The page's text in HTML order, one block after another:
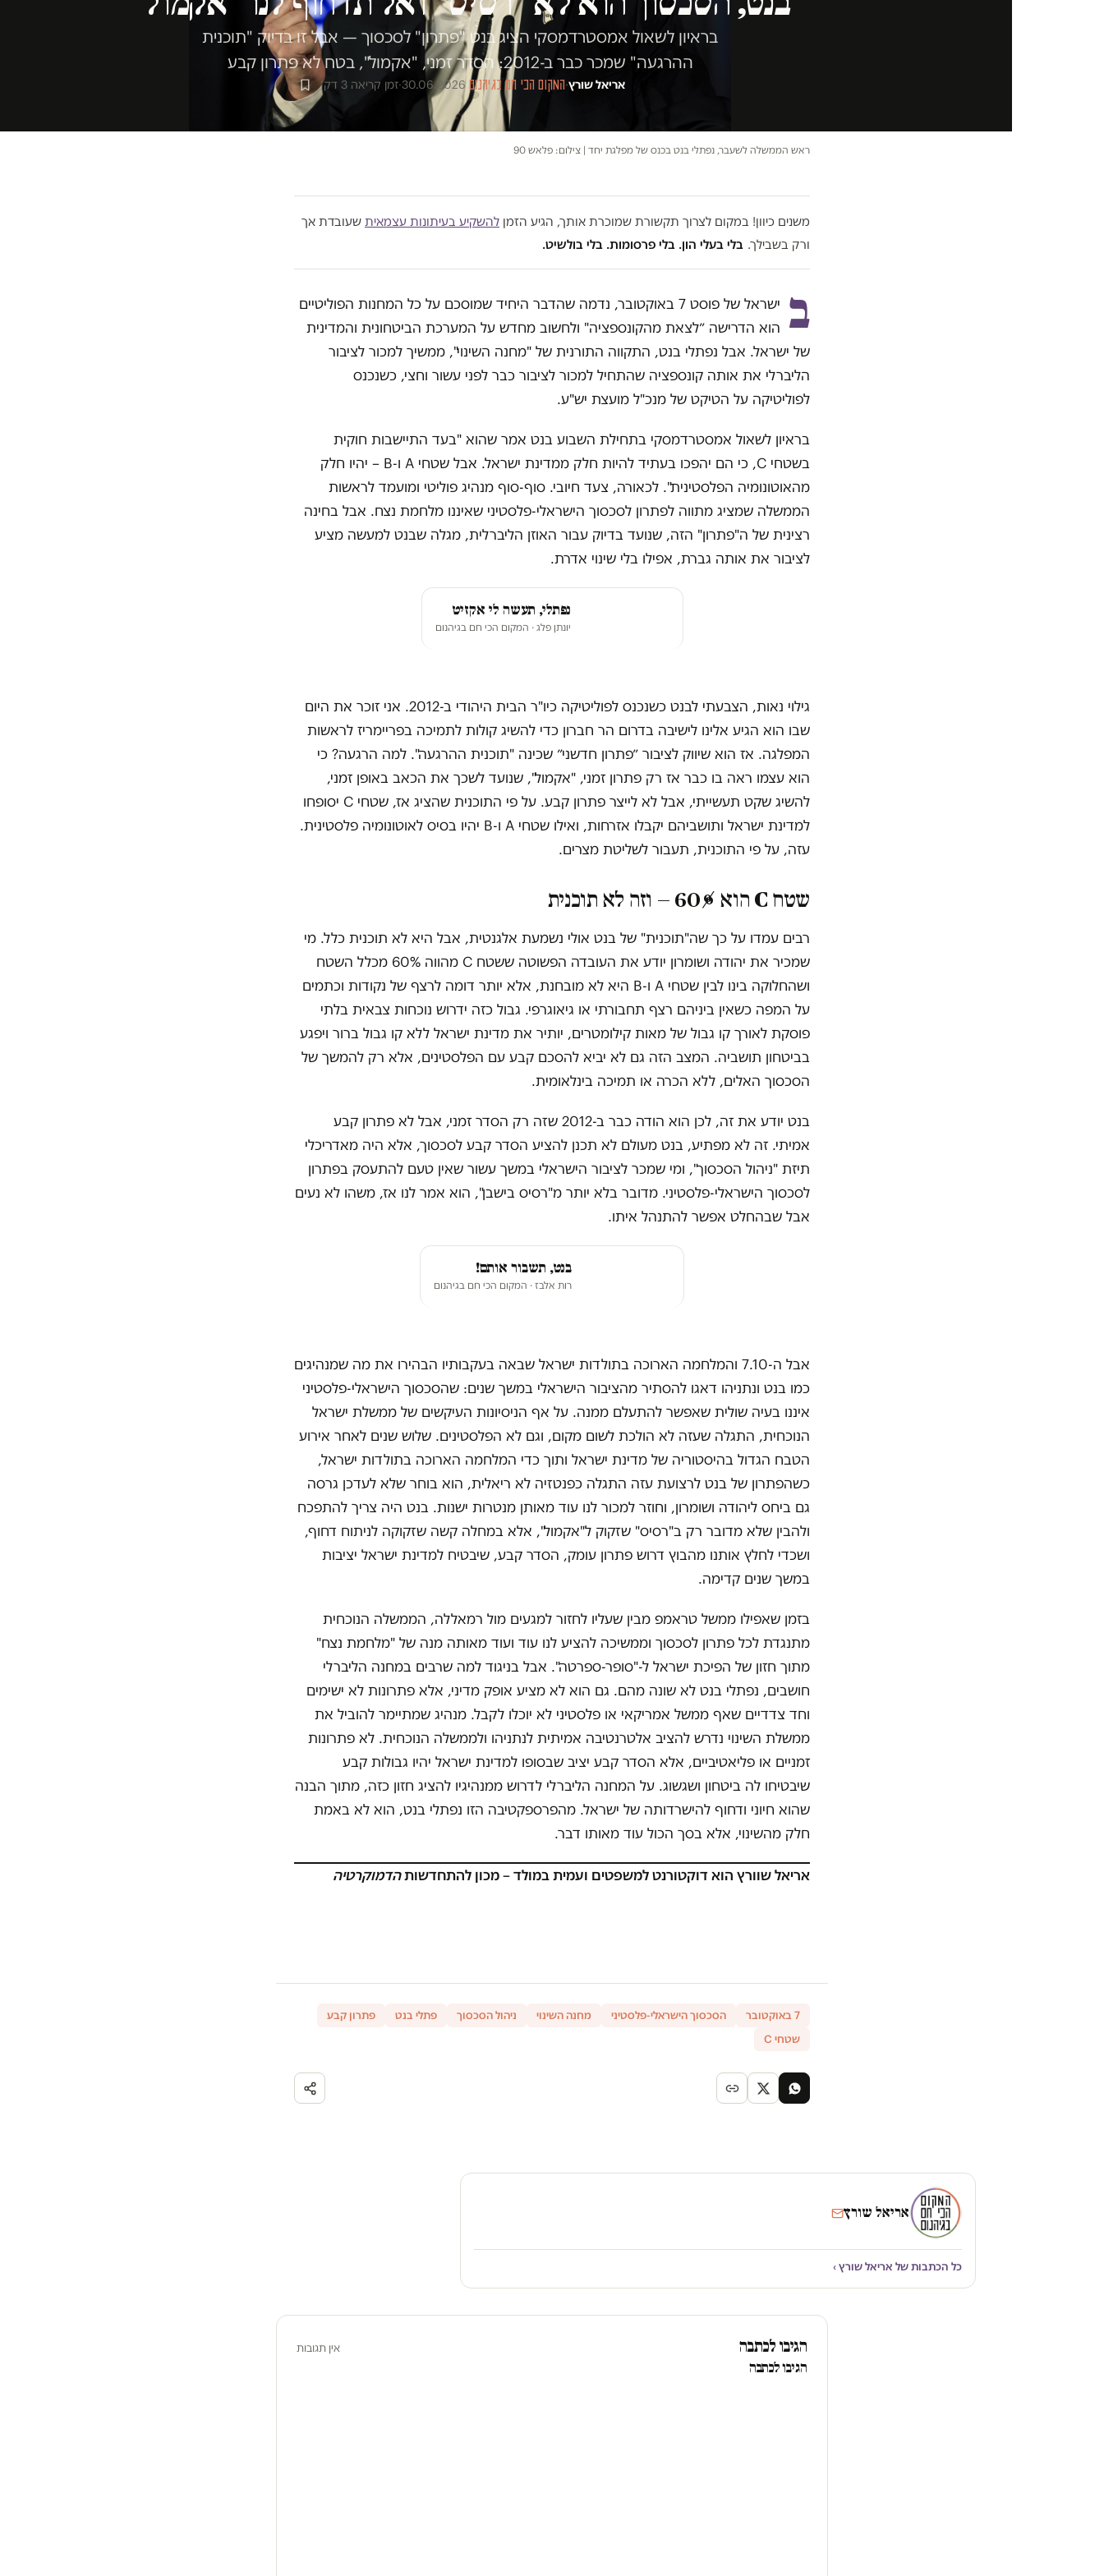
בראיון לשאול אמסטרדמסקי הציג בנט "פתרון" לסכסוך — אבל זו בדיוק "תוכנית
ההרגעה" שמכר כבר ב-2012: הסדר זמני, "אקמול", בטח לא פתרון קבע
אריאל שורץ·המקום הכי חם בגיהנום ·
30.06.2026
·זמן קריאה 3 דק׳
ראש הממשלה לשעבר, נפתלי בנט בכנס של מפלגת יחד | צילום: פלאש 90
משנים כיוון! במקום לצרוך תקשורת שמוכרת אותך, הגיע הזמן להשקיע בעיתונות עצמאית שעובדת אך
ורק בשבילך. בלי בעלי הון. בלי פרסומות. בלי בולשיט.
ב
ישראל של פוסט 7 באוקטובר, נדמה שהדבר היחיד שמוסכם על כל המחנות הפוליטיים
הוא הדרישה ״לצאת מהקונספציה" ולחשוב מחדש על המערכת הביטחונית והמדינית
של ישראל. אבל נפתלי בנט, התקווה התורנית של "מחנה השינוי", ממשיך למכור לציבור
הליברלי את אותה קונספציה שהתחיל למכור לציבור כבר לפני עשור וחצי, כשנכנס
לפוליטיקה על הטיקט של מנכ"ל מועצת יש"ע.
בראיון לשאול אמסטרדמסקי בתחילת השבוע בנט אמר שהוא "בעד התיישבות חוקית
בשטחי C, כי הם יהפכו בעתיד להיות חלק ממדינת ישראל. אבל שטחי A ו-B – יהיו חלק
מהאוטונומיה הפלסטינית". לכאורה, צעד חיובי. סוף-סוף מנהיג פוליטי ומועמד לראשות
הממשלה שמציג מתווה לפתרון לסכסוך הישראלי-פלסטיני שאיננו מלחמת נצח. אבל בחינה
רצינית של ה"פתרון" הזה, שנועד בדיוק עבור האוזן הליברלית, מגלה שבנט למעשה מציע
לציבור את אותה גברת, אפילו בלי שינוי אדרת.
נפתלי, תעשה לי אקזיט
יונתן פלג · המקום הכי חם בגיהנום
גילוי נאות, הצבעתי לבנט כשנכנס לפוליטיקה כיו"ר הבית היהודי ב-2012. אני זוכר את היום
שבו הוא הגיע אלינו לישיבה בדרום הר חברון כדי להשיג קולות לתמיכה בפריימריז לראשות
המפלגה. אז הוא שיווק לציבור ״פתרון חדשני״ שכינה "תוכנית ההרגעה". למה הרגעה? כי
הוא עצמו ראה בו כבר אז רק פתרון זמני, "אקמול", שנועד לשכך את הכאב באופן זמני,
להשיג שקט תעשייתי, אבל לא לייצר פתרון קבע. על פי התוכנית שהציג אז, שטחי C יסופחו
למדינת ישראל ותושביהם יקבלו אזרחות, ואילו שטחי A ו-B יהיו בסיס לאוטונומיה פלסטינית.
עזה, על פי התוכנית, תעבור לשליטת מצרים.
שטח C הוא 60% — וזה לא תוכנית
רבים עמדו על כך שה"תוכנית" של בנט אולי נשמעת אלגנטית, אבל היא לא תוכנית כלל. מי
שמכיר את יהודה ושומרון יודע את העובדה הפשוטה ששטח C מהווה 60% מכלל השטח
ושהחלוקה בינו לבין שטחי A ו-B היא לא מובחנת, אלא יותר דומה לרצף של נקודות וכתמים
על המפה כשאין ביניהם רצף תחבורתי או גיאוגרפי. גבול כזה ידרוש נוכחות צבאית בלתי
פוסקת לאורך קו גבול של מאות קילומטרים, יותיר את מדינת ישראל ללא קו גבול ברור ויפגע
בביטחון תושביה. המצב הזה גם לא יביא להסכם קבע עם הפלסטינים, אלא רק להמשך של
הסכסוך האלים, ללא הכרה או תמיכה בינלאומית.
בנט יודע את זה, לכן הוא הודה כבר ב-2012 שזה רק הסדר זמני, אבל לא פתרון קבע
אמיתי. זה לא מפתיע, בנט מעולם לא תכנן להציע הסדר קבע לסכסוך, אלא היה מאדריכלי
תיזת "ניהול הסכסוך", ומי שמכר לציבור הישראלי במשך עשור שאין טעם להתעסק בפתרון
לסכסוך הישראלי-פלסטיני. מדובר בלא יותר מ"רסיס בישבן", הוא אמר לנו אז, משהו לא נעים
אבל שבהחלט אפשר להתנהל איתו.
בנט, תשבור אותם!
רות אלבז · המקום הכי חם בגיהנום
אבל ה-7.10 והמלחמה הארוכה בתולדות ישראל שבאה בעקבותיו הבהירו את מה שמנהיגים
כמו בנט ונתניהו דאגו להסתיר מהציבור הישראלי במשך שנים: שהסכסוך הישראלי-פלסטיני
איננו בעיה שולית שאפשר להתעלם ממנה. על אף הניסיונות העיקשים של ממשלת ישראל
הנוכחית, התגלה שעזה לא הולכת לשום מקום, וגם לא הפלסטינים. שלוש שנים לאחר אירוע
הטבח הגדול בהיסטוריה של מדינת ישראל ותוך כדי המלחמה הארוכה בתולדות ישראל,
כשהפתרון של בנט לרצועת עזה התגלה כפנטזיה לא ריאלית, הוא בוחר שלא לעדכן גרסה
גם ביחס ליהודה ושומרון, וחוזר למכור לנו עוד מאותן מנטרות ישנות. בנט היה צריך להתפכח
ולהבין שלא מדובר רק ב"רסיס" שזקוק ל"אקמול", אלא במחלה קשה שזקוקה לניתוח דחוף,
ושכדי לחלץ אותנו מהבוץ דרוש פתרון עומק, הסדר קבע, שיבטיח למדינת ישראל יציבות
במשך שנים קדימה.
בזמן שאפילו ממשל טראמפ מבין שעליו לחזור למגעים מול רמאללה, הממשלה הנוכחית
מתנגדת לכל פתרון לסכסוך וממשיכה להציע לנו עוד ועוד מאותה מנה של "מלחמת נצח"
מתוך חזון של הפיכת ישראל ל-"סופר-ספרטה". אבל בניגוד למה שרבים במחנה הליברלי
חושבים, נפתלי בנט לא שונה מהם. גם הוא לא מציע אופק מדיני, אלא פתרונות לא ישימים
וחד צדדיים שאף ממשל אמריקאי או פלסטיני לא יוכלו לקבל. מנהיג שמתיימר להוביל את
ממשלת השינוי נדרש להציב אלטרנטיבה אמיתית לנתניהו ולממשלה הנוכחית. לא פתרונות
זמניים או פליאטיביים, אלא הסדר קבע יציב שבסופו למדינת ישראל יהיו גבולות קבע
שיבטיחו לה ביטחון ושגשוג. על המחנה הליברלי לדרוש ממנהיגיו להציג חזון כזה, מתוך הבנה
שהוא חיוני ודחוף להישרדותה של ישראל. מהפרספקטיבה הזו נפתלי בנט, הוא לא באמת
חלק מהשינוי, אלא בסך הכול עוד מאותו דבר.
אריאל שוורץ הוא דוקטורנט למשפטים ועמית במולד – מכון להתחדשותהדמוקרטיה
7 באוקטובר הסכסוך הישראלי-פלסטיני מחנה השינוי ניהול הסכסוך פתלי בנט
פתרון קבע
שטחי C
אריאל שורץ
כל הכתבות של אריאל שורץ ›
הגיבו לכתבה אין תגובות
הגיבו לכתבה